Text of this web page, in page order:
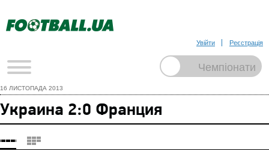
Увійти Реєстрація
16 ЛИСТОПАДА 2013
Украина 2:0 Франция